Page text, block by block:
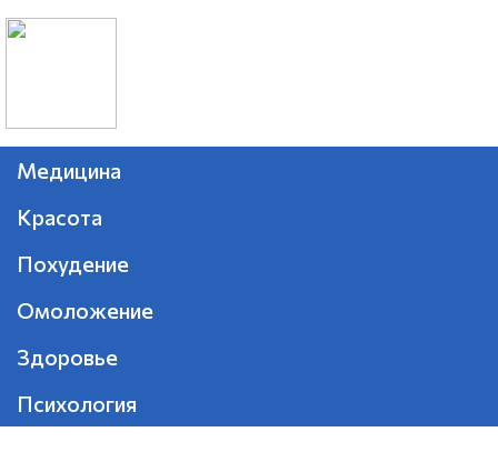
Медицина
Красота
Похудение
Омоложение
Здоровье
Психология